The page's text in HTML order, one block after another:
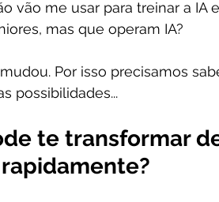
vão me usar para treinar a IA
mas que operam IA?
Por isso precisamos
possibilidades...
te transformar